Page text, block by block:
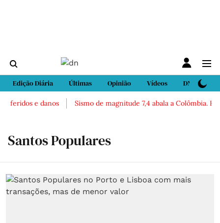
Edição Diária Últimas Opinião Vídeos DN Sport
e danos Sismo de magnitude 7,4 abala a Colômbia. Há
Santos Populares